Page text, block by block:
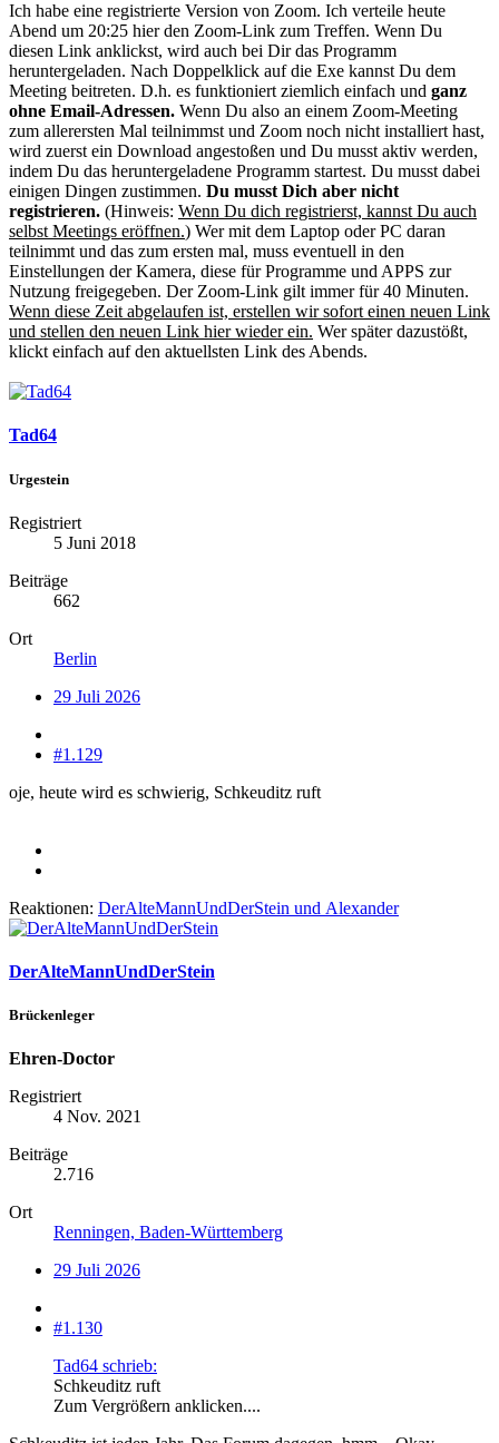
Ich habe eine registrierte Version von Zoom. Ich verteile heute
Abend um 20:25 hier den Zoom-Link zum Treffen. Wenn Du
diesen Link anklickst, wird auch bei Dir das Programm
heruntergeladen. Nach Doppelklick auf die Exe kannst Du dem
Meeting beitreten. D.h. es funktioniert ziemlich einfach und ganz
ohne Email-Adressen. Wenn Du also an einem Zoom-Meeting
zum allerersten Mal teilnimmst und Zoom noch nicht installiert hast,
wird zuerst ein Download angestoßen und Du musst aktiv werden,
indem Du das heruntergeladene Programm startest. Du musst dabei
einigen Dingen zustimmen. Du musst Dich aber nicht
registrieren. (Hinweis: Wenn Du dich registrierst, kannst Du auch
selbst Meetings eröffnen.) Wer mit dem Laptop oder PC daran
teilnimmt und das zum ersten mal, muss eventuell in den
Einstellungen der Kamera, diese für Programme und APPS zur
Nutzung freigegeben. Der Zoom-Link gilt immer für 40 Minuten.
Wenn diese Zeit abgelaufen ist, erstellen wir sofort einen neuen Link
und stellen den neuen Link hier wieder ein. Wer später dazustößt,
klickt einfach auf den aktuellsten Link des Abends.
Tad64
Urgestein
Registriert
5 Juni 2018
Beiträge
662
Ort
Berlin
29 Juli 2026
#1.129
oje, heute wird es schwierig, Schkeuditz ruft
Reaktionen: DerAlteMannUndDerStein und Alexander
DerAlteMannUndDerStein
Brückenleger
Ehren-Doctor
Registriert
4 Nov. 2021
Beiträge
2.716
Ort
Renningen, Baden-Württemberg
29 Juli 2026
#1.130
Tad64 schrieb:
Schkeuditz ruft
Zum Vergrößern anklicken....